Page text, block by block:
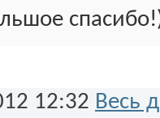
12:32 Весь